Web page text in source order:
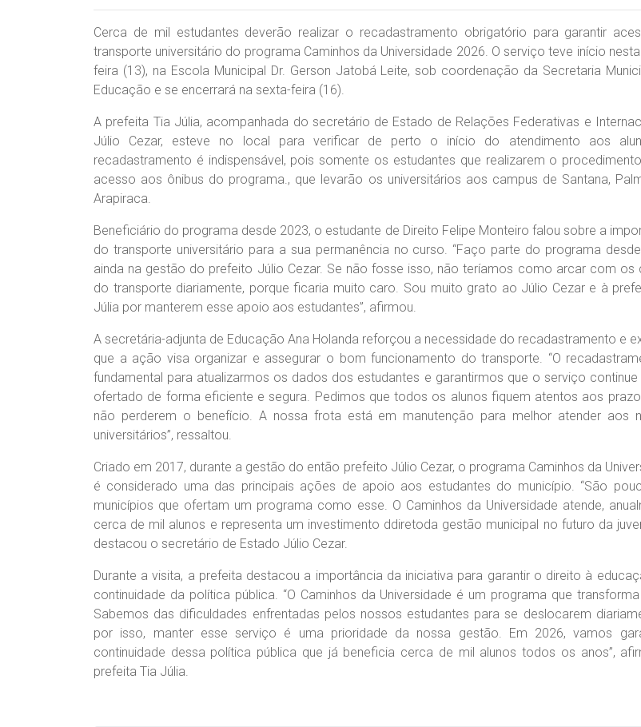
Cerca de mil estudantes deverão realizar o recadastramento obrigatório para garantir
transporte universitário do programa Caminhos da Universidade 2026. O serviço teve início
feira (13), na Escola Municipal Dr. Gerson Jatobá Leite, sob coordenação da Secretaria
Educação e se encerrará na sexta-feira (16).
A prefeita Tia Júlia, acompanhada do secretário de Estado de Relações Federativas e
Júlio Cezar, esteve no local para verificar de perto o início do atendimento aos
recadastramento é indispensável, pois somente os estudantes que realizarem o
acesso aos ônibus do programa., que levarão os universitários aos campus de Santana,
Arapiraca.
Beneficiário do programa desde 2023, o estudante de Direito Felipe Monteiro falou sobre a
do transporte universitário para a sua permanência no curso. “Faço parte do programa
ainda na gestão do prefeito Júlio Cezar. Se não fosse isso, não teríamos como arcar com os
do transporte diariamente, porque ficaria muito caro. Sou muito grato ao Júlio Cezar e à
Júlia por manterem esse apoio aos estudantes”, afirmou.
A secretária-adjunta de Educação Ana Holanda reforçou a necessidade do recadastramento e
que a ação visa organizar e assegurar o bom funcionamento do transporte. “O
fundamental para atualizarmos os dados dos estudantes e garantirmos que o serviço continue
ofertado de forma eficiente e segura. Pedimos que todos os alunos fiquem atentos aos
não perderem o benefício. A nossa frota está em manutenção para melhor atender aos
universitários”, ressaltou.
Criado em 2017, durante a gestão do então prefeito Júlio Cezar, o programa Caminhos da
é considerado uma das principais ações de apoio aos estudantes do município. “São
municípios que ofertam um programa como esse. O Caminhos da Universidade atende,
cerca de mil alunos e representa um investimento ddiretoda gestão municipal no futuro da
destacou o secretário de Estado Júlio Cezar.
Durante a visita, a prefeita destacou a importância da iniciativa para garantir o direito à
continuidade da política pública. “O Caminhos da Universidade é um programa que
Sabemos das dificuldades enfrentadas pelos nossos estudantes para se deslocarem
por isso, manter esse serviço é uma prioridade da nossa gestão. Em 2026, vamos
continuidade dessa política pública que já beneficia cerca de mil alunos todos os anos”,
prefeita Tia Júlia.